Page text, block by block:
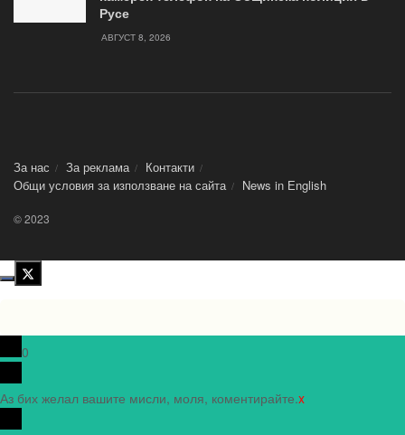
Русе
АВГУСТ 8, 2026
За нас За реклама
Контакти
Общи условия за използване на сайта
News in Еnglish
© 2023
0
Аз бих желал вашите мисли, моля, коментирайте.x